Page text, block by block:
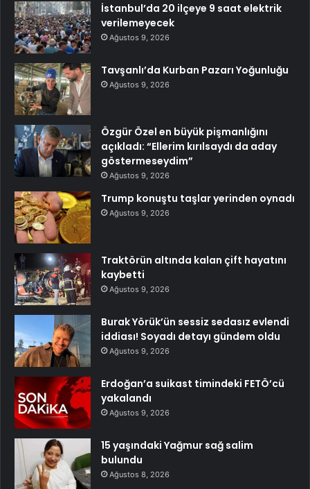
İstanbul’da 20 ilçeye 9 saat elektrik
verilemeyecek
Ağustos 9, 2026
Tavşanlı’da Kurban Pazarı Yoğunluğu
Ağustos 9, 2026
Özgür Özel en büyük pişmanlığını
açıkladı: “Ellerim kırılsaydı da aday
göstermeseydim”
Ağustos 9, 2026
Trump konuştu taşlar yerinden oynadı
Ağustos 9, 2026
Traktörün altında kalan çift hayatını
kaybetti
Ağustos 9, 2026
Burak Yörük’ün sessiz sedasız evlendi
iddiası! Soyadı detayı gündem oldu
Ağustos 9, 2026
Erdoğan’a suikast timindeki FETÖ’cü
yakalandı
Ağustos 9, 2026
15 yaşındaki Yağmur sağ salim
bulundu
Ağustos 8, 2026